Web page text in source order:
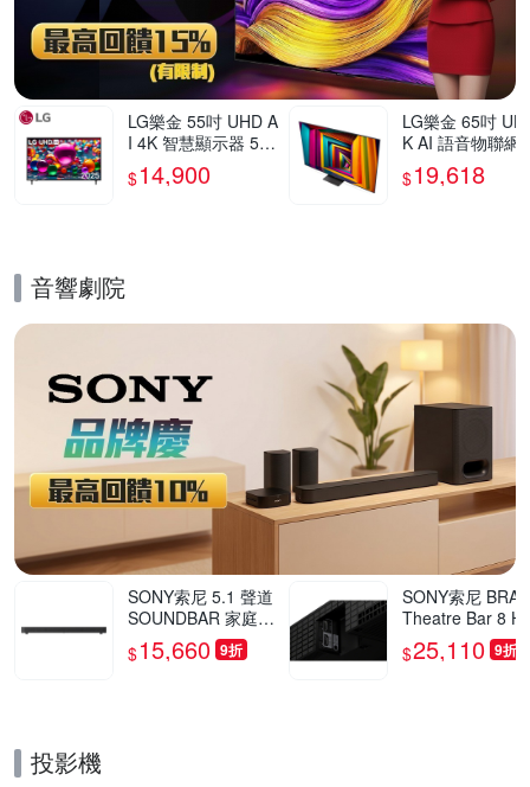
LG樂金 55吋 UHD A
I 4K 智慧顯示器 55
UA7550PTA
$14,900
LG樂金 65吋
K AI 語音物聯網
器
三年保固 含基本
$19,618
音響劇院
SONY索尼 5.1 聲道
SOUNDBAR 家庭劇
院組 HT-S60
$15,660 9折
SONY索尼
Theatre Bar 8
8000 環繞音場
$25,110 9折
投影機